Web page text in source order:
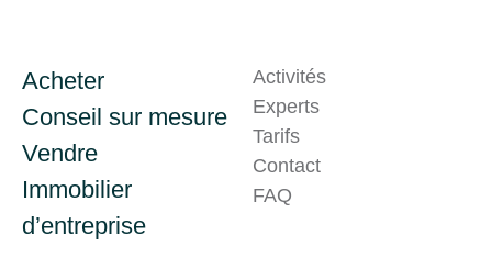
Acheter
Conseil sur mesure
Vendre
Immobilier
d’entreprise
Activités
Experts
Tarifs
Contact
FAQProblème technique ?